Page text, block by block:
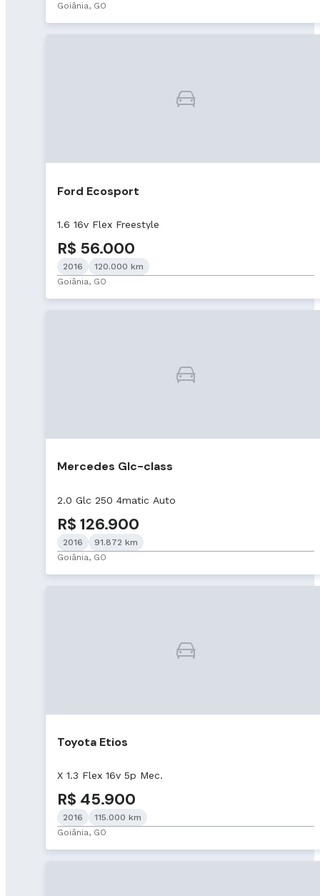
Goiânia, GO
Ford Ecosport
1.6 16v Flex Freestyle
R$ 56.000
2016
120.000 km
Goiânia, GO
Mercedes Glc-class
2.0 Glc 250 4matic Auto
R$ 126.900
2016
91.872 km
Goiânia, GO
Toyota Etios
X 1.3 Flex 16v 5p Mec.
R$ 45.900
2016
115.000 km
Goiânia, GO